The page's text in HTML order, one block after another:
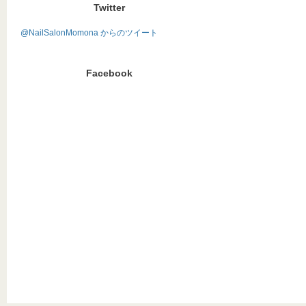
Twitter
@NailSalonMomona からのツイート
Facebook